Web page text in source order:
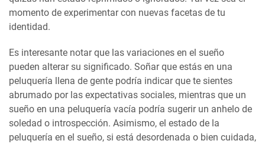
momento de experimentar con nuevas facetas de tu
identidad.
Es interesante notar que las variaciones en el sueño
pueden alterar su significado. Soñar que estás en una
peluquería llena de gente podría indicar que te sientes
abrumado por las expectativas sociales, mientras que un
sueño en una peluquería vacía podría sugerir un anhelo de
soledad o introspección. Asimismo, el estado de la
peluquería en el sueño, si está desordenada o bien cuidada,